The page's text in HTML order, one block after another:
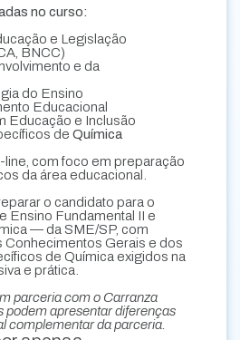
no curso:
e Legislação
BNCC)
e da
do Ensino
Educacional
Educação e Inclusão
de Química
line, com foco em preparação
da área educacional.
o candidato para o
Ensino Fundamental II e
— da SME/SP, com
Conhecimentos Gerais e dos
de Química exigidos na
e prática.
parceria com o Carranza
podem apresentar diferenças
complementar da parceria.